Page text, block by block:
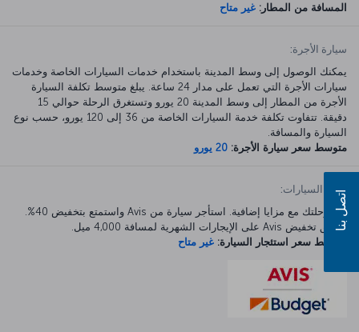
المسافة من المطار: غير متاح
سيارة الأجرة:
يمكنك الوصول إلى وسط المدينة باستخدام خدمات السيارات الخاصة وخدمات
سيارات الأجرة التي تعمل على مدار 24 ساعة. يبلغ متوسط تكلفة السيارة
الأجرة من المطار إلى وسط المدينة 20 يورو وتستغرق الرحلة حوالي 15
دقيقة. تتفاوت تكلفة خدمة السيارات الخاصة من 36 إلى 120 يورو، حسب نوع
السيارة والمسافة.
متوسط سعر سيارة الأجرة: 20 يورو
تأجير السيارات:
ابدأ رحلتك مع مزايا إضافية. استأجر سيارة من Avis واستمتع بتخفيض 40%.
ينطبق تخفيض Avis على الإيجارات الشهرية لمسافة 4,000 ميل.
متوسط سعر استئجار السيارة: غير متاح
اتصل بنا